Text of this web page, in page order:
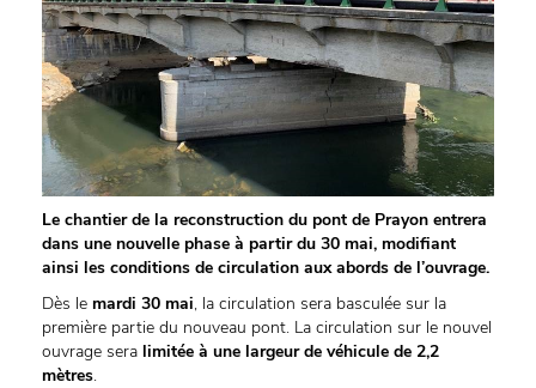
Le chantier de la reconstruction du pont de Prayon entrera
dans une nouvelle phase à partir du 30 mai, modifiant
ainsi les conditions de circulation aux abords de l’ouvrage.
Dès le mardi 30 mai, la circulation sera basculée sur la
première partie du nouveau pont. La circulation sur le nouvel
ouvrage sera limitée à une largeur de véhicule de 2,2
mètres.